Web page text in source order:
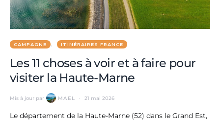
CAMPAGNE ITINÉRAIRES FRANCE
Les 11 choses à voir et à faire pour
visiter la Haute-Marne
Mis à jour par MAËL 21 mai 2026
Le département de la Haute-Marne (52) dans le Grand Est,